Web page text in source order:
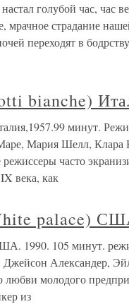
голубой час, час
страдание
переходят в
минут.
Мария Шелл,
часто
века, как
palace)
1990. 105 минут.
Джейсон Александер,
любви молодого
из